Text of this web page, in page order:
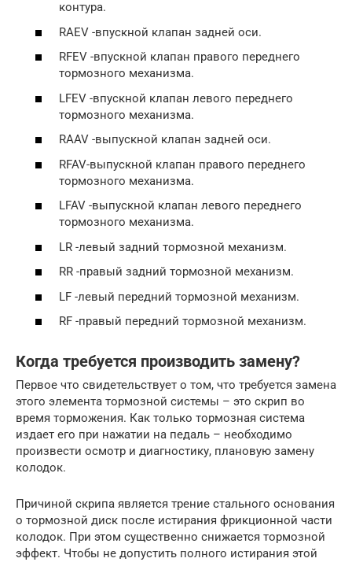
контура.
RAEV -впускной клапан задней оси.
RFEV -впускной клапан правого переднего
тормозного механизма.
LFEV -впускной клапан левого переднего
тормозного механизма.
RAAV -выпускной клапан задней оси.
RFAV-выпускной клапан правого переднего
тормозного механизма.
LFAV -выпускной клапан левого переднего
тормозного механизма.
LR -левый задний тормозной механизм.
RR -правый задний тормозной механизм.
LF -левый передний тормозной механизм.
RF -правый передний тормозной механизм.
Когда требуется производить замену?
Первое что свидетельствует о том, что требуется замена
этого элемента тормозной системы – это скрип во
время торможения. Как только тормозная система
издает его при нажатии на педаль – необходимо
произвести осмотр и диагностику, плановую замену
колодок.
Причиной скрипа является трение стального основания
о тормозной диск после истирания фрикционной части
колодок. При этом существенно снижается тормозной
эффект. Чтобы не допустить полного истирания этой